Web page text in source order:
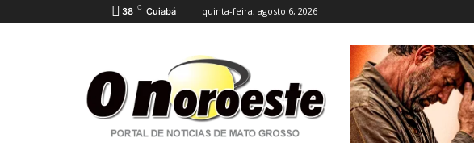
38 C Cuiabá quinta-feira, agosto 6, 2026